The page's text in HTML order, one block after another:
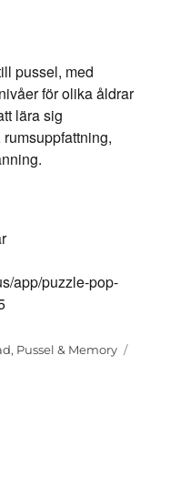
pussel, med
för olika åldrar
lära sig
app/puzzle-pop-
, Pussel & Memory